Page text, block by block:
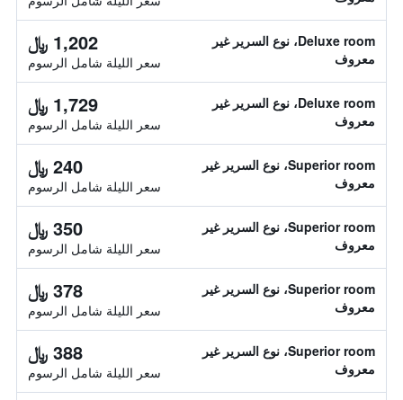
Deluxe room، نوع السرير غير
معروف
1,202 ﷼
سعر الليلة شامل الرسوم
Deluxe room، نوع السرير غير
معروف
1,729 ﷼
سعر الليلة شامل الرسوم
Superior room، نوع السرير غير
معروف
240 ﷼
سعر الليلة شامل الرسوم
Superior room، نوع السرير غير
معروف
350 ﷼
سعر الليلة شامل الرسوم
Superior room، نوع السرير غير
معروف
378 ﷼
سعر الليلة شامل الرسوم
Superior room، نوع السرير غير
معروف
388 ﷼
سعر الليلة شامل الرسوم